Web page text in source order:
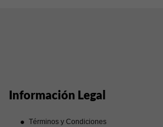
Información Legal
Términos y Condiciones